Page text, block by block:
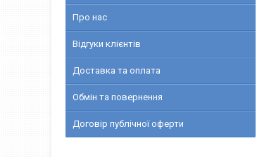
Про нас
Відгуки клієнтів
Доставка та оплата
Обмін та повернення
Договір публічної оферти